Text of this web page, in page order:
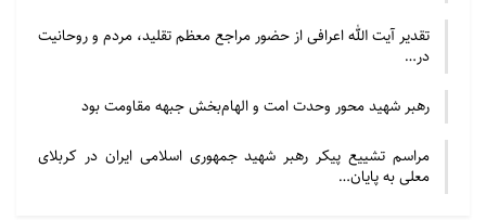
تقدیر آیت الله اعرافی از حضور مراجع معظم تقلید، مردم و روحانیت
در…
رهبر شهید محور وحدت امت و الهام‌بخش جبهه مقاومت بود
مراسم تشییع پیکر رهبر شهید جمهوری اسلامی ایران در کربلای
معلی به پایان…